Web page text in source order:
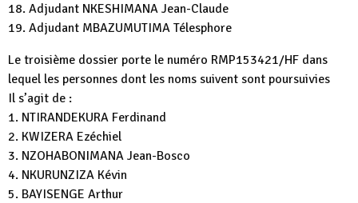
18. Adjudant NKESHIMANA Jean-Claude
19. Adjudant MBAZUMUTIMA Télesphore
Le troisième dossier porte le numéro RMP153421/HF dans
lequel les personnes dont les noms suivent sont poursuivies
Il s’agit de :
1. NTIRANDEKURA Ferdinand
2. KWIZERA Ezéchiel
3. NZOHABONIMANA Jean-Bosco
4. NKURUNZIZA Kévin
5. BAYISENGE Arthur